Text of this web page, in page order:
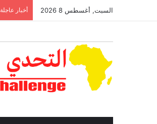
السبت, أغسطس 8 2026 أخبار عاجلة